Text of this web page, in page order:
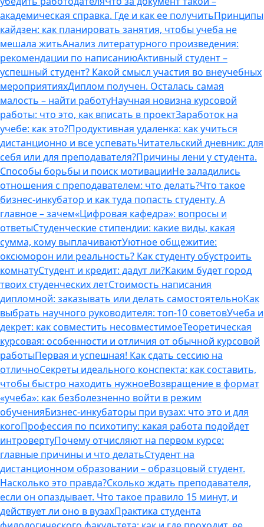
академическая справка. Где и как ее получитьПринципы
кайдзен: как планировать занятия, чтобы учеба не
мешала житьАнализ литературного произведения:
рекомендации по написаниюАктивный студент –
успешный студент? Какой смысл участия во внеучебных
мероприятияхДиплом получен. Осталась самая
малость – найти работуНаучная новизна курсовой
работы: что это, как вписать в проектЗаработок на
учебе: как это?Продуктивная удаленка: как учиться
дистанционно и все успеватьЧитательский дневник: для
себя или для преподавателя?Причины лени у студента.
Способы борьбы и поиск мотивацииНе заладились
отношения с преподавателем: что делать?Что такое
бизнес-инкубатор и как туда попасть студенту. А
главное – зачем«Цифровая кафедра»: вопросы и
ответыСтуденческие стипендии: какие виды, какая
сумма, кому выплачиваютУютное общежитие:
оксюморон или реальность? Как студенту обустроить
комнатуСтудент и кредит: дадут ли?Каким будет город
твоих студенческих летСтоимость написания
дипломной: заказывать или делать самостоятельноКак
выбрать научного руководителя: топ-10 советовУчеба и
декрет: как совместить несовместимоеТеоретическая
курсовая: особенности и отличия от обычной курсовой
работыПервая и успешная! Как сдать сессию на
отличноСекреты идеального конспекта: как составить,
чтобы быстро находить нужноеВозвращение в формат
«учеба»: как безболезненно войти в режим
обученияБизнес-инкубаторы при вузах: что это и для
когоПрофессия по психотипу: какая работа подойдет
интровертуПочему отчисляют на первом курсе:
главные причины и что делатьСтудент на
дистанционном образовании – образцовый студент.
Насколько это правда?Сколько ждать преподавателя,
если он опаздывает. Что такое правило 15 минут, и
действует ли оно в вузахПрактика студента